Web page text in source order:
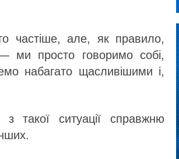
частіше, але, як правило,
просто говоримо собі,
набагато щасливішими і,
такої ситуації справжню